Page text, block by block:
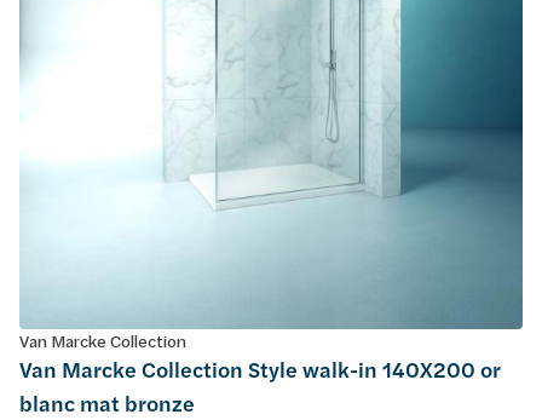
Van Marcke Collection
Van Marcke Collection Style walk-in 140X200 or
blanc mat bronze